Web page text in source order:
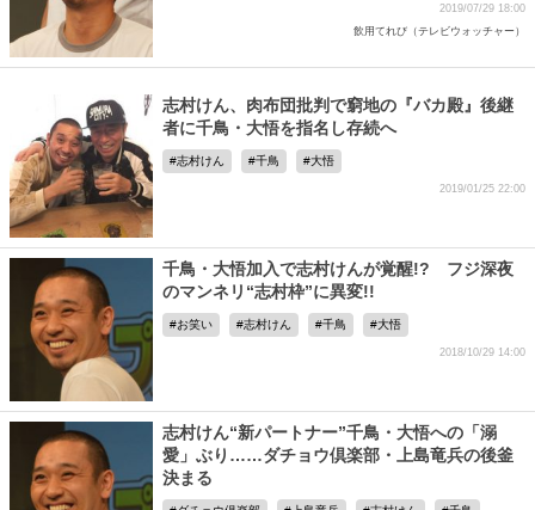
2019/07/29 18:00
飲用てれび（テレビウォッチャー）
志村けん、肉布団批判で窮地の『バカ殿』後継
者に千鳥・大悟を指名し存続へ
志村けん 千鳥 大悟
2019/01/25 22:00
千鳥・大悟加入で志村けんが覚醒!? フジ深夜
のマンネリ“志村枠”に異変!!
お笑い 志村けん 千鳥 大悟
2018/10/29 14:00
志村けん“新パートナー”千鳥・大悟への「溺
愛」ぶり……ダチョウ倶楽部・上島竜兵の後釜
決まる